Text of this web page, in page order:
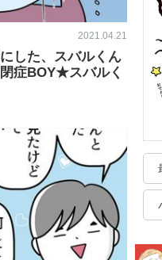
2021.04.21
した、スバルくん
症BOY★スバルく